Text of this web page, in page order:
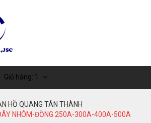
Giỏ hàng: 1
HỒ QUANG TÂN THÀNH
NHÔM-ĐỒNG 250A-300A-400A-500A